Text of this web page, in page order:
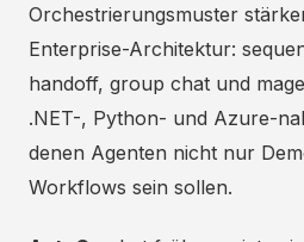
Orchestrierungsmuster
Enterprise-Architektur:
handoff, group chat und
.NET-, Python- und Azure-
denen Agenten nicht nur
Workflows sein sollen.